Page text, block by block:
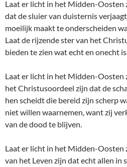
Laat er licht in het Midden-Oosten
dat de sluier van duisternis
moeilijk maakt te onderscheiden
Laat de rijzende ster van het
bieden te zien wat echt en onecht
Laat er licht in het Midden-Oosten
het Christusoordeel zijn dat de
hen scheidt die bereid zijn scherp
niet willen waarnemen, want zij
van de dood te blijven.
Laat er licht in het Midden-Oosten
van het Leven zijn dat echt allen in